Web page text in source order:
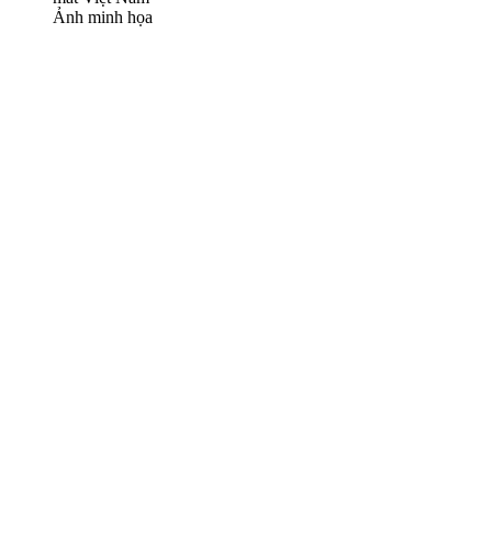
Ảnh minh họa